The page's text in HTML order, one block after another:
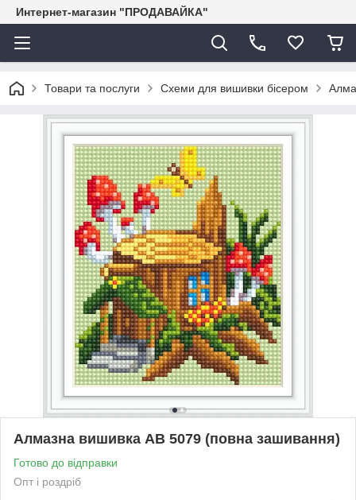
Интернет-магазин "ПРОДАВАЙКА"
Товари та послуги Схеми для вишивки бісером
Алмазна вишивка АВ 5079 (повна зашивання)
Готово до відправки
Опт і роздріб